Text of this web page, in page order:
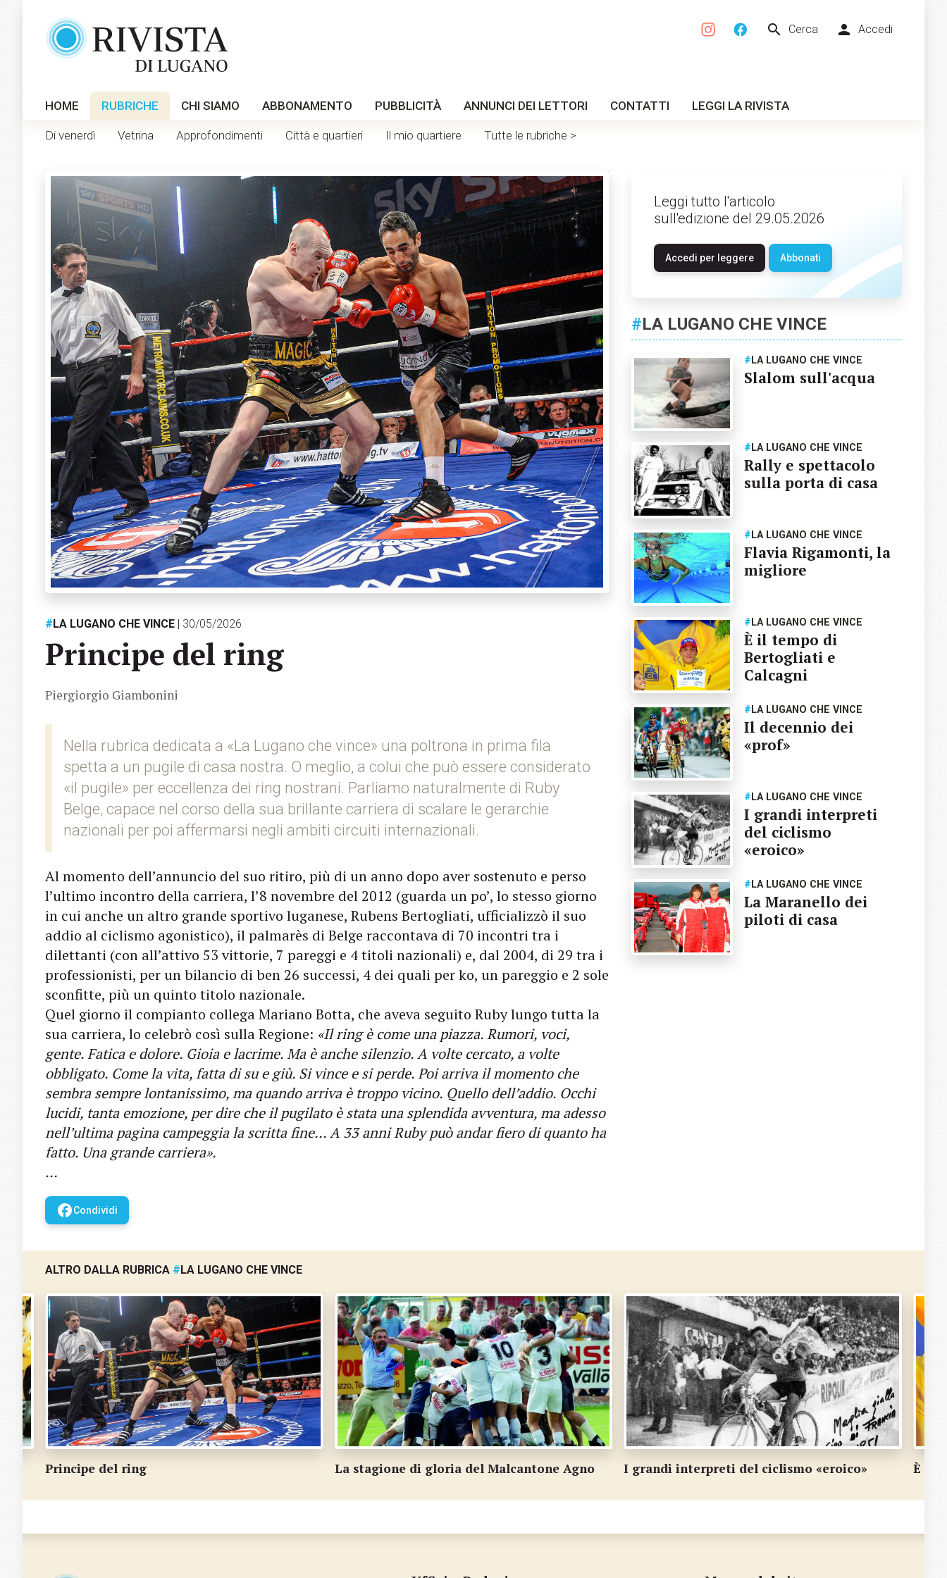
search Cerca person Accedi
HOME RUBRICHE CHI SIAMO ABBONAMENTO PUBBLICITÀ ANNUNCI DEI LETTORI CONTATTI LEGGI LA RIVISTA
Di venerdì Vetrina Approfondimenti Città e quartieri Il mio quartiere Tutte le rubriche >
#LA LUGANO CHE VINCE | 30/05/2026
Principe del ring
Piergiorgio Giambonini
Nella rubrica dedicata a «La Lugano che vince» una poltrona in prima fila
spetta a un pugile di casa nostra. O meglio, a colui che può essere considerato
«il pugile» per eccellenza dei ring nostrani. Parliamo naturalmente di Ruby
Belge, capace nel corso della sua brillante carriera di scalare le gerarchie
nazionali per poi affermarsi negli ambiti circuiti internazionali.
Al momento dell’annuncio del suo ritiro, più di un anno dopo aver sostenuto e perso
l’ultimo incontro della carriera, l’8 novembre del 2012 (guarda un po’, lo stesso giorno
in cui anche un altro grande sportivo luganese, Rubens Bertogliati, ufficializzò il suo
addio al ciclismo agonistico), il palmarès di Belge raccontava di 70 incontri tra i
dilettanti (con all’attivo 53 vittorie, 7 pareggi e 4 titoli nazionali) e, dal 2004, di 29 tra i
professionisti, per un bilancio di ben 26 successi, 4 dei quali per ko, un pareggio e 2 sole
sconfitte, più un quinto titolo nazionale.
Quel giorno il compianto collega Mariano Botta, che aveva seguito Ruby lungo tutta la
sua carriera, lo celebrò così sulla Regione: «Il ring è come una piazza. Rumori, voci,
gente. Fatica e dolore. Gioia e lacrime. Ma è anche silenzio. A volte cercato, a volte
obbligato. Come la vita, fatta di su e giù. Si vince e si perde. Poi arriva il momento che
sembra sempre lontanissimo, ma quando arriva è troppo vicino. Quello dell’addio. Occhi
lucidi, tanta emozione, per dire che il pugilato è stata una splendida avventura, ma adesso
nell’ultima pagina campeggia la scritta fine… A 33 anni Ruby può andar fiero di quanto ha
fatto. Una grande carriera».
…
facebookCondividi
Leggi tutto l'articolo
sull'edizione del 29.05.2026
Accedi per leggere Abbonati
#LA LUGANO CHE VINCE
# LA LUGANO CHE VINCE
Slalom sull'acqua
# LA LUGANO CHE VINCE
Rally e spettacolo
sulla porta di casa
# LA LUGANO CHE VINCE
Flavia Rigamonti, la
migliore
# LA LUGANO CHE VINCE
È il tempo di
Bertogliati e
Calcagni
# LA LUGANO CHE VINCE
Il decennio dei
«prof»
# LA LUGANO CHE VINCE
I grandi interpreti
del ciclismo
«eroico»
# LA LUGANO CHE VINCE
La Maranello dei
piloti di casa
ALTRO DALLA RUBRICA #LA LUGANO CHE VINCE
Principe del ring La stagione di gloria del Malcantone Agno I grandi interpreti del ciclismo «eroico» È il